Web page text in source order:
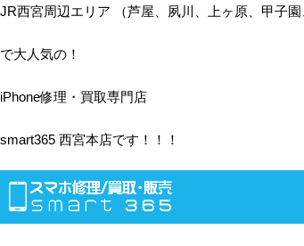
JR西宮周辺エリア （芦屋、夙川、上ヶ原、甲子園
で大人気の！
iPhone修理・買取専門店
smart365 西宮本店です！！！